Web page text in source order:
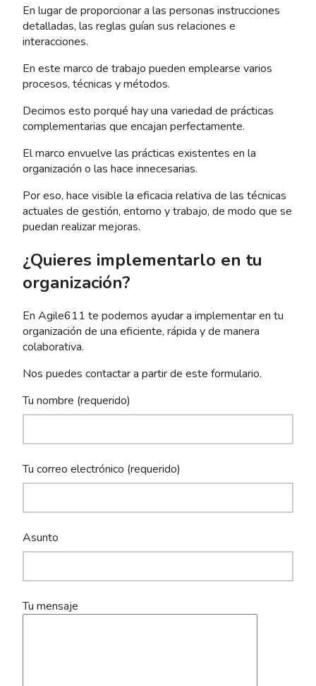
En lugar de proporcionar a las personas instrucciones
detalladas, las reglas guían sus relaciones e
interacciones.
En este marco de trabajo pueden emplearse varios
procesos, técnicas y métodos.
Decimos esto porqué hay una variedad de prácticas
complementarias que encajan perfectamente.
El marco envuelve las prácticas existentes en la
organización o las hace innecesarias.
Por eso, hace visible la eficacia relativa de las técnicas
actuales de gestión, entorno y trabajo, de modo que se
puedan realizar mejoras.
¿Quieres implementarlo en tu
organización?
En Agile611 te podemos ayudar a implementar en tu
organización de una eficiente, rápida y de manera
colaborativa.
Nos puedes contactar a partir de este formulario.
Tu nombre (requerido)
Tu correo electrónico (requerido)
Asunto
Tu mensaje